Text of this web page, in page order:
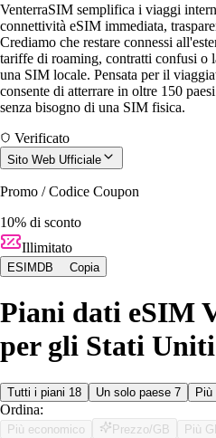
VenterraSIM semplifica i viaggi
connettività eSIM immediata,
Crediamo che restare connessi
tariffe di roaming, contratti confusi o
una SIM locale. Pensata per il
consente di atterrare in oltre 150
senza bisogno di una SIM fisica.
Verificato
Sito Web Ufficiale
Promo / Codice Coupon
10% di sconto
Illimitato
ESIMDB Copia
Piani dati eSIM
per gli Stati Uniti
Tutti i piani 18 Un solo paese 7 Più
Ordina:
Più economico Prezzo/GB Più